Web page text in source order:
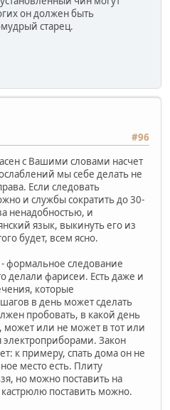
он должен быть
старец.
#96
с Вашими словами насчет
мы себе делать не
Если следовать
и службы сократить до 30-
ненадобностью, и
язык, выкинуть его из
будет, всем ясно.
- формальное следование
делали фарисеи. Есть даже и
которые
в день может сделать
пробовать, в какой день
может или не может в тот или
электроприборами. Закон
к примеру, спать дома он не
место есть. Плиту
но можно поставить на
поставить можно.